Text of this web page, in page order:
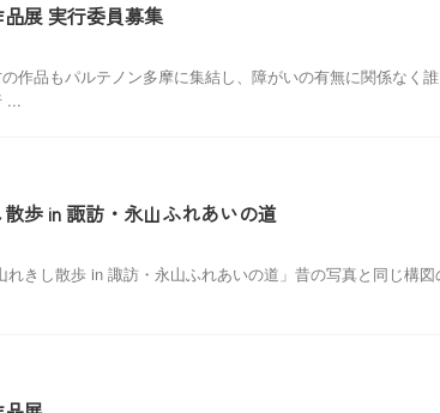
展 実行委員募集
作品もパルテノン多摩に集結し、障がいの有無に関係なく
...
歩 in 諏訪・永山ふれあいの道
きし散歩 in 諏訪・永山ふれあいの道」昔の写真と同じ構